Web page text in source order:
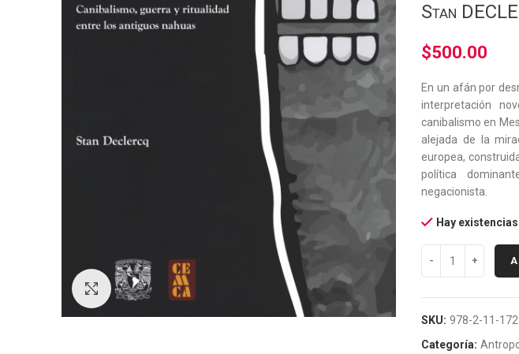
Click to enlarge
Stan
$500.00
En un afán por
interpretación
canibalismo en
alejada de la
europea,
política
negacionista.
Hay existencias
SKU: 978-2-11-
Categoría: